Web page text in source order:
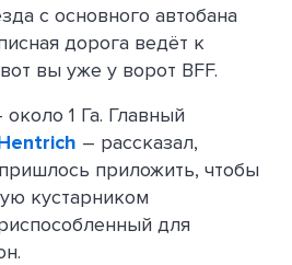
с основного автобана
дорога ведёт к
вы уже у ворот BFF.
1 Га. Главный
– рассказал,
приложить, чтобы
кустарником
для